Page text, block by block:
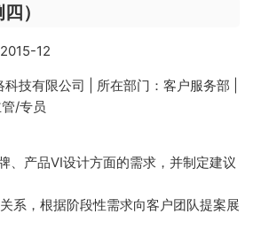
）
12
技有限公司 | 所在部门：客户服务部 |
/专员
、产品VI设计方面的需求，并制定建议
系，根据阶段性需求向客户团队提案展